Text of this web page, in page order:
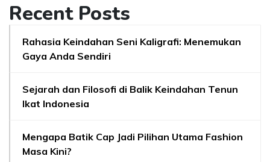
Recent Posts
Rahasia Keindahan Seni Kaligrafi: Menemukan
Gaya Anda Sendiri
Sejarah dan Filosofi di Balik Keindahan Tenun
Ikat Indonesia
Mengapa Batik Cap Jadi Pilihan Utama Fashion
Masa Kini?